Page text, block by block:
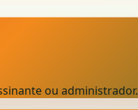
ou administrador.